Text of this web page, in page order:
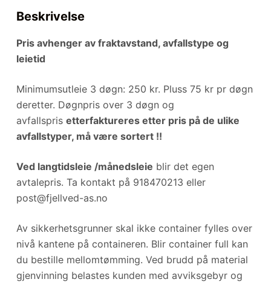
Beskrivelse
Pris avhenger av fraktavstand, avfallstype og
leietid
Minimumsutleie 3 døgn: 250 kr. Pluss 75 kr pr døgn
deretter. Døgnpris over 3 døgn og
avfallspris etterfaktureres etter pris på de ulike
avfallstyper, må være sortert !!
Ved langtidsleie /månedsleie blir det egen
avtalepris. Ta kontakt på 918470213 eller
post@fjellved-as.no
Av sikkerhetsgrunner skal ikke container fylles over
nivå kantene på containeren. Blir container full kan
du bestille mellomtømming. Ved brudd på material
gjenvinning belastes kunden med avviksgebyr og